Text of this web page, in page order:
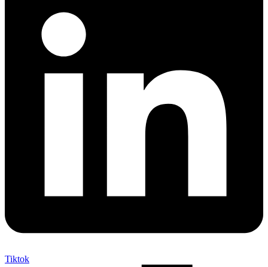
Tiktok